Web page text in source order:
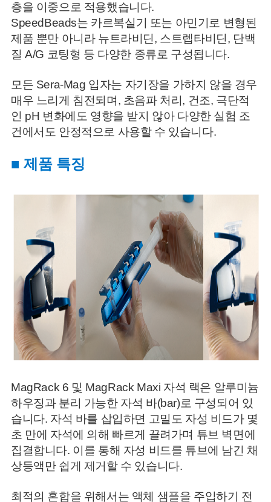
층을 이중으로 적용했습니다.
SpeedBeads는 카르복실기 또는 아민기로 변형된
제품 뿐만 아니라 뉴트라비딘, 스트렙타비딘, 단백
질 A/G 코팅형 등 다양한 종류로 구성됩니다.
모든 Sera-Mag 입자는 자기장을 가하지 않을 경우
매우 느리게 침전되며, 초음파 처리, 건조, 극단적
인 pH 변화에도 영향을 받지 않아 다양한 실험 조
건에서도 안정적으로 사용할 수 있습니다.
■ 제품 특징
MagRack 6 및 MagRack Maxi 자석 랙은 알루미늄
하우징과 분리 가능한 자석 바(bar)로 구성되어 있
습니다. 자석 바를 삽입하면 고밀도 자성 비드가 몇
초 만에 자석에 의해 빠르게 끌려가며 튜브 벽면에
집결합니다. 이를 통해 자성 비드를 튜브에 남긴 채
상등액만 쉽게 제거할 수 있습니다.
최적의 혼합을 위해서는 액체 샘플을 주입하기 전